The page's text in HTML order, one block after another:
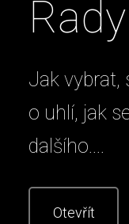
Jak vybrat,
o uhlí, jak
dalšího....
Otevřít